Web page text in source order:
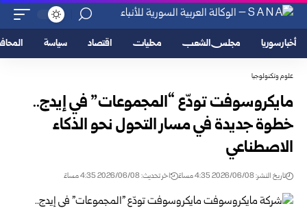
أخبار سوريا مجلس الشعب محليات اقتصاد سياسة
علوم وتكنولوجيا
مايكروسوفت تودّع “المجموعات” في إيدج..
خطوة جديدة في مسار التحول نحو الذكاء
الاصطناعي
تاريخ النشر: 2026/06/08 4:35 مساءً اخر تحديث: 2026/06/08 4:35 مساءً